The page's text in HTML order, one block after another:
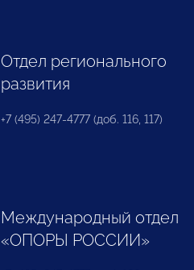
Отдел регионального
развития
+7 (495) 247-4777 (доб. 116, 117)
Международный отдел
«ОПОРЫ РОССИИ»